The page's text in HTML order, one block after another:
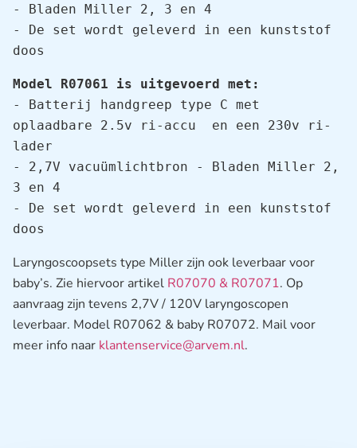
- Bladen Miller 2, 3 en 4
- De set wordt geleverd in een kunststof
doos
Model R07061 is uitgevoerd met:
- Batterij handgreep type C met
oplaadbare 2.5v ri-accu  en een 230v ri-
lader
- 2,7V vacuümlichtbron - Bladen Miller 2,
3 en 4
- De set wordt geleverd in een kunststof
doos
Laryngoscoopsets type Miller zijn ook leverbaar voor
baby’s. Zie hiervoor artikel R07070 & R07071. Op
aanvraag zijn tevens 2,7V / 120V laryngoscopen
leverbaar. Model R07062 & baby R07072. Mail voor
meer info naar klantenservice@arvem.nl.